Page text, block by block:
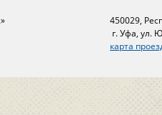
450029,
г. Уфа, ул.
карта